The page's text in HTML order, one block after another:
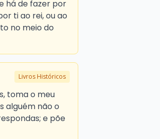
há de fazer por
ti ao rei, ou ao
no meio do
Livros Históricos
toma o meu
alguém não o
e põe